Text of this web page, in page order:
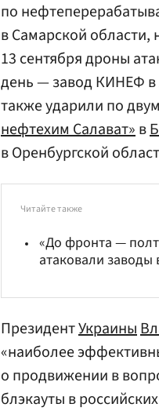
по
в Самарской области,
13 сентября дроны
день — завод КИНЕФ в
также ударили по
нефтехим Салават»в
в Оренбургской
Читайте также
«До фронта —
атаковали заводы
ПрезидентУкраины
«наиболее
о продвижении в
блэкауты в